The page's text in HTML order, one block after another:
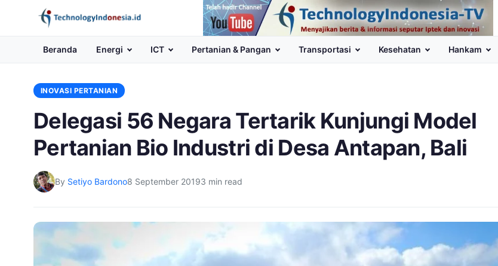
Channel
Youtube
Beranda Energi ICT Pertanian & Pangan Transportasi Kesehatan Hankam
INOVASI PERTANIAN
Delegasi 56 Negara Tertarik Kunjungi Model
Pertanian Bio Industri di Desa Antapan, Bali
By Setiyo Bardono8 September 20193 min read